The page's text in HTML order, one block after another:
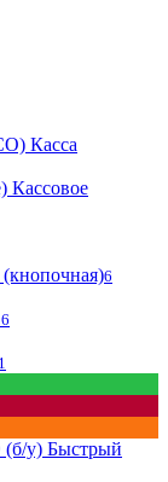
Касса
Кассовое
6
1
Быстрый